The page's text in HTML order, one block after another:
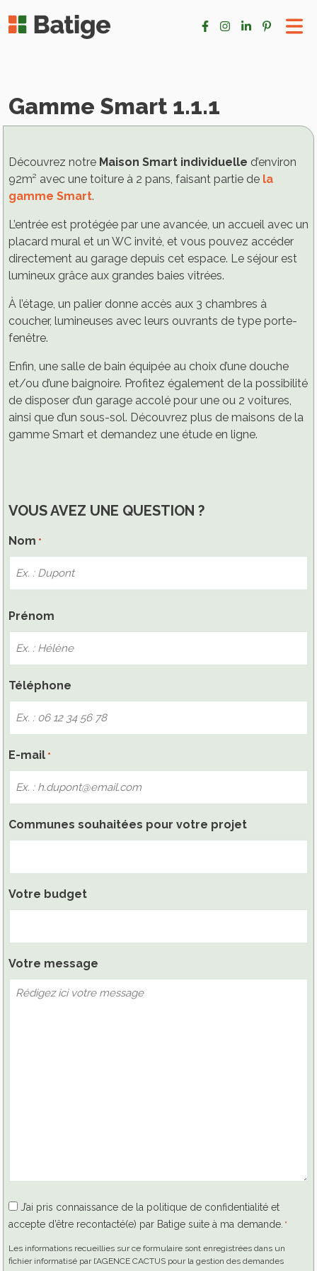
Gamme Smart 1.1.1
Découvrez notre Maison Smart individuelle d’environ
92m² avec une toiture à 2 pans, faisant partie de la
gamme Smart.
L’entrée est protégée par une avancée, un accueil avec un
placard mural et un WC invité, et vous pouvez accéder
directement au garage depuis cet espace. Le séjour est
lumineux grâce aux grandes baies vitrées.
À l’étage, un palier donne accès aux 3 chambres à
coucher, lumineuses avec leurs ouvrants de type porte-
fenêtre.
Enfin, une salle de bain équipée au choix d’une douche
et/ou d’une baignoire. Profitez également de la possibilité
de disposer d’un garage accolé pour une ou 2 voitures,
ainsi que d’un sous-sol. Découvrez plus de maisons de la
gamme Smart et demandez une étude en ligne.
VOUS AVEZ UNE QUESTION ?
Nom *
Prénom
Téléphone
E-mail *
Communes souhaitées pour votre projet
Votre budget
Votre message
RGPD
*
J’ai pris connaissance de la politique de confidentialité et
accepte d’être recontacté(e) par Batige suite à ma demande. *
Les informations recueillies sur ce formulaire sont enregistrées dans un
fichier informatisé par l’AGENCE CACTUS pour la gestion des demandes